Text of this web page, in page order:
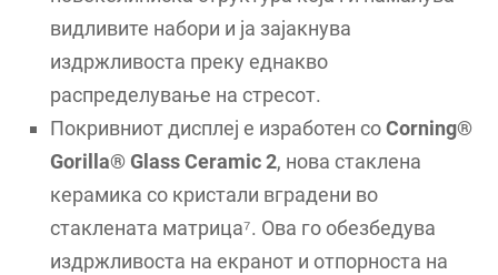
видливите набори и ја зајакнува
издржливоста преку еднакво
распределување на стресот.
Покривниот дисплеј е изработен соCorning®
Gorilla® Glass Ceramic 2, нова стаклена
керамика со кристали вградени во
стаклената матрица⁷. Ова го обезбедува
издржливоста на екранот и отпорноста на